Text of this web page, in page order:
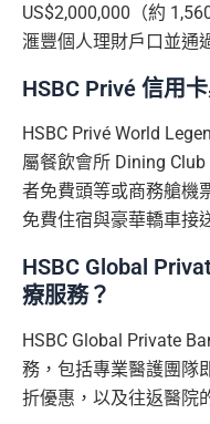
US$2,000,000（約
滙豐個人理財戶口並通
HSBC Privé 信用
HSBC Privé World
屬餐飲會所 Dining
者免費頭等或商務艙機
免費住宿與豪華轎車接
HSBC Global
療服務？
HSBC Global Private
務，包括專業醫護團隊
折優惠，以及往返醫院